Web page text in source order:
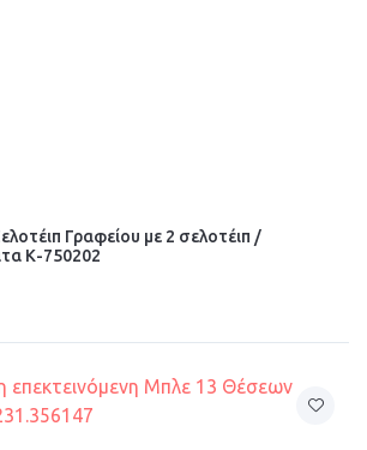
Γραφείου με 2 σελοτέιπ /
Κ-750202